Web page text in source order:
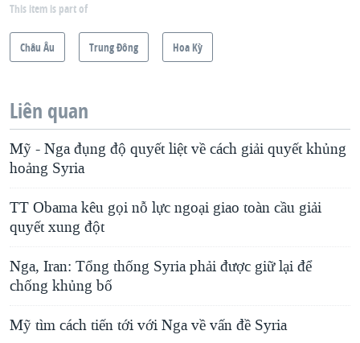
This item is part of
Châu Âu Trung Ðông Hoa Kỳ
Liên quan
Mỹ - Nga đụng độ quyết liệt về cách giải quyết khủng
hoảng Syria
TT Obama kêu gọi nỗ lực ngoại giao toàn cầu giải
quyết xung đột
Nga, Iran: Tổng thống Syria phải được giữ lại để
chống khủng bố
Mỹ tìm cách tiến tới với Nga về vấn đề Syria